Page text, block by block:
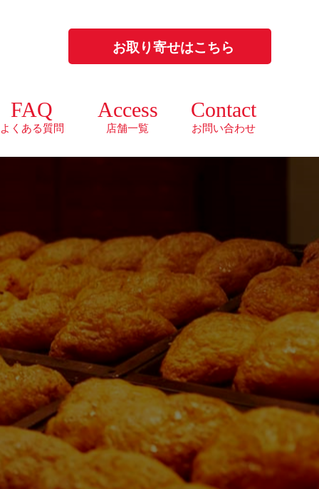
お取り寄せはこちら
FAQ
よくある質問
Access
店舗一覧
Contact
お問い合わせ